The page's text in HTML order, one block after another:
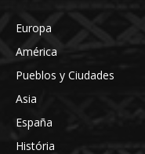
Europa
América
Pueblos y Ciudades
Asia
España
História